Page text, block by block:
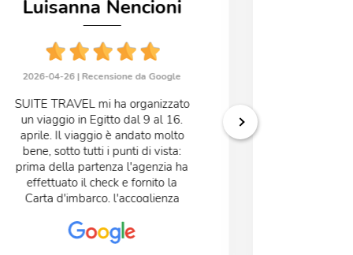
Luisanna Nencioni
2026-04-26 | Recensione da Google
SUITE TRAVEL mi ha organizzato
un viaggio in Egitto dal 9 al 16.
aprile. Il viaggio è andato molto
bene, sotto tutti i punti di vista:
prima della partenza l'agenzia ha
effettuato il check e fornito la
Carta d'imbarco, l'accoglienza
molto accurata, l'albergo del
Cairo era molto bello, buono